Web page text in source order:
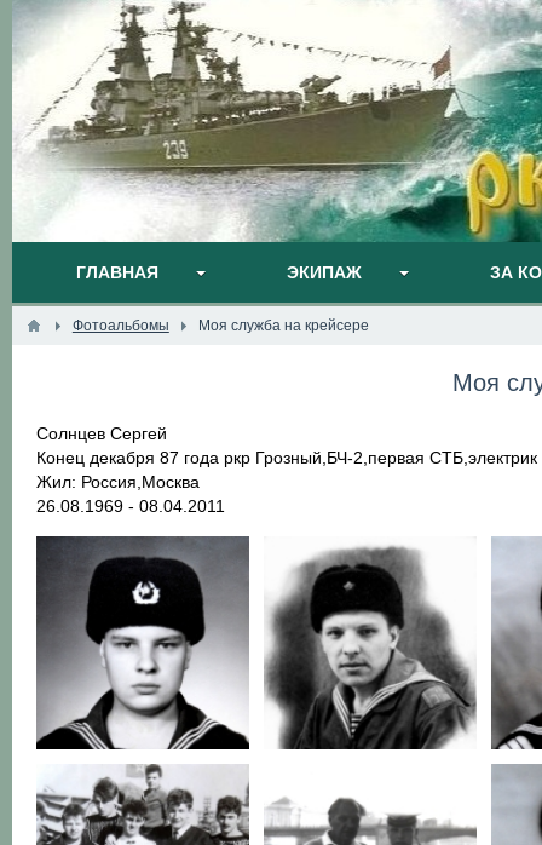
ГЛАВНАЯ ЭКИПАЖ ЗА
Фотоальбомы Моя служба на крейсере
Моя
Солнцев Сергей
Конец декабря 87 года ркр Грозный,БЧ-2,первая
Жил: Россия,Москва
26.08.1969 - 08.04.2011